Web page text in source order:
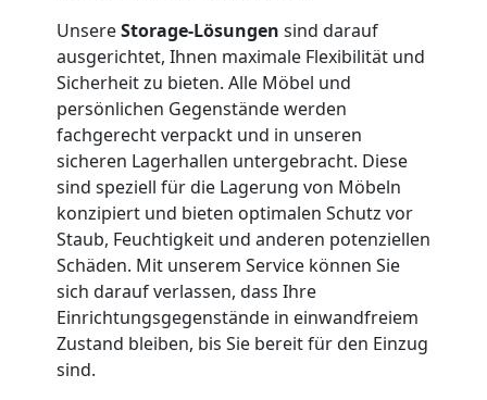
UnsereStorage-Lösungen sind darauf
ausgerichtet, Ihnen maximale Flexibilität und
Sicherheit zu bieten. Alle Möbel und
persönlichen Gegenstände werden
fachgerecht verpackt und in unseren
sicheren Lagerhallen untergebracht. Diese
sind speziell für die Lagerung von Möbeln
konzipiert und bieten optimalen Schutz vor
Staub, Feuchtigkeit und anderen potenziellen
Schäden. Mit unserem Service können Sie
sich darauf verlassen, dass Ihre
Einrichtungsgegenstände in einwandfreiem
Zustand bleiben, bis Sie bereit für den Einzug
sind.